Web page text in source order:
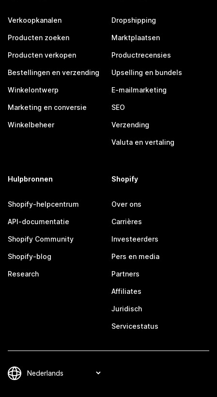
Verkoopkanalen
Producten zoeken
Producten verkopen
Bestellingen en verzending
Winkelontwerp
Marketing en conversie
Winkelbeheer
Dropshipping
Marktplaatsen
Productrecensies
Upselling en bundels
E-mailmarketing
SEO
Verzending
Valuta en vertaling
Hulpbronnen
Shopify-helpcentrum
API-documentatie
Shopify Community
Shopify-blog
Research
Shopify
Over ons
Carrières
Investeerders
Pers en media
Partners
Affiliates
Juridisch
Servicestatus